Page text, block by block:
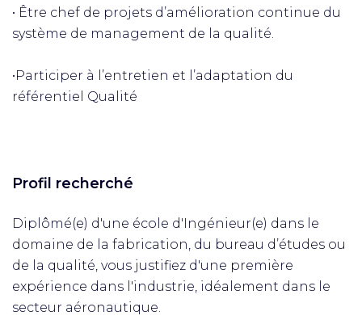
• Être chef de projets d’amélioration continue du
système de management de la qualité.
•Participer à l’entretien et l’adaptation du
référentiel Qualité
Profil recherché
Diplômé(e) d'une école d'Ingénieur(e) dans le
domaine de la fabrication, du bureau d’études ou
de la qualité, vous justifiez d'une première
expérience dans l'industrie, idéalement dans le
secteur aéronautique.